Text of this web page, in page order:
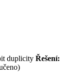
duplicity Řešení: